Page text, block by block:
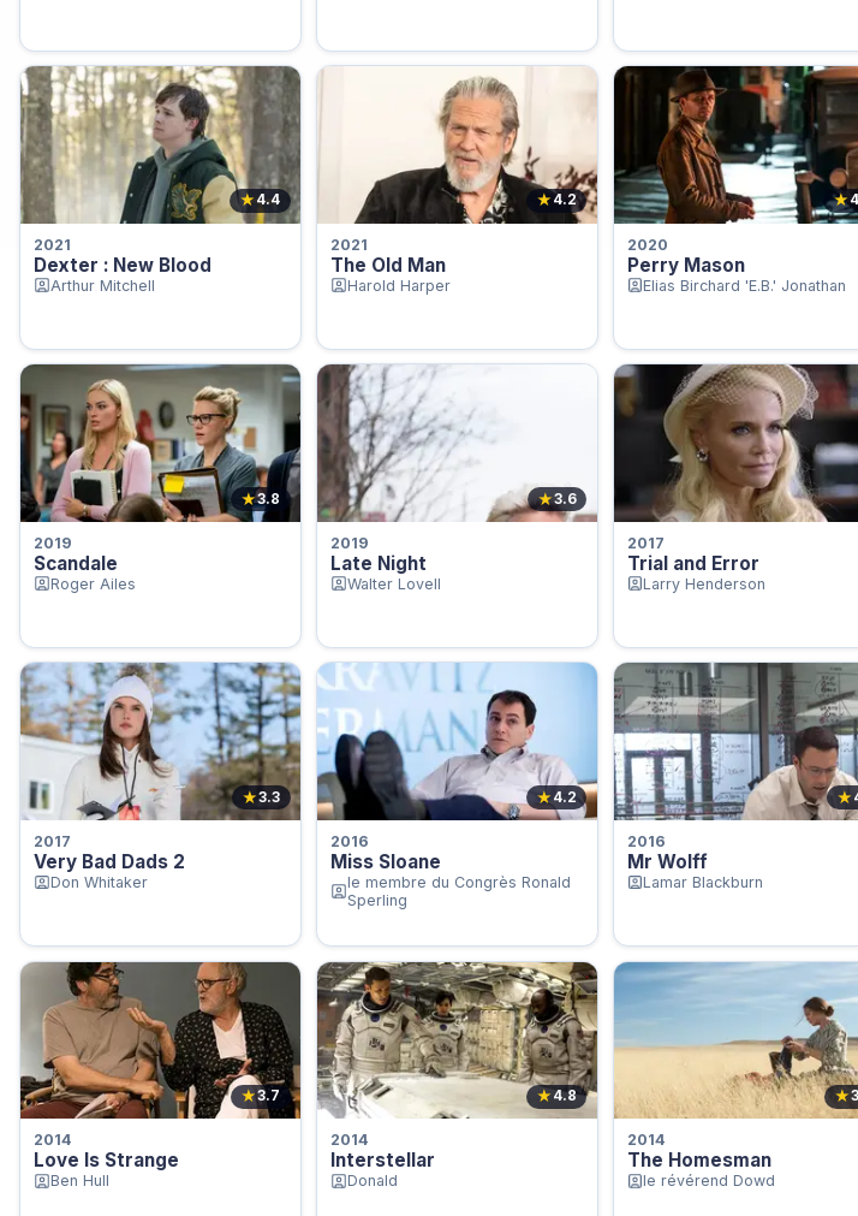
★4.4
2021
Dexter : New Blood
Arthur Mitchell
★ 4.2
2021
The Old Man
Harold Harper
★
2020
Perry Mason
Elias Birchard 'E.B.' Jonathan
★3.8
2019
Scandale
Roger Ailes
★3.6
2019
Late Night
Walter Lovell
2017
Trial and Error
Larry Henderson
★3.3
2017
Very Bad Dads 2
Don Whitaker
★ 4.2
2016
Miss Sloane
le membre du Congrès Ronald
Sperling
★
2016
Mr Wolff
Lamar Blackburn
★3.7
2014
Love Is Strange
Ben Hull
★4.8
2014
Interstellar
Donald
★
2014
The Homesman
le révérend Dowd